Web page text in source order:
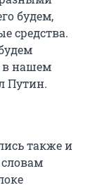
будем,
средства.
в нашем
Путин.
также и